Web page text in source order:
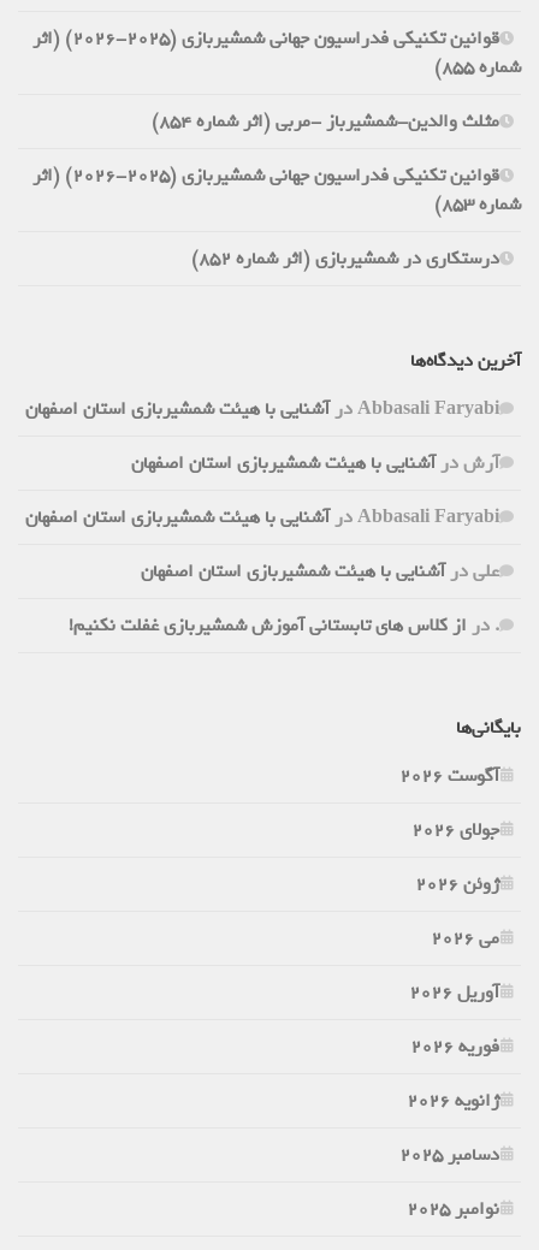
قوانین تکنیکی فدراسیون جهانی شمشیربازی (2025-2026) (اثر
شماره 855)
مثلث والدین-شمشیرباز -مربی (اثر شماره 854)
قوانین تکنیکی فدراسیون جهانی شمشیربازی (2025-2026) (اثر
شماره 853)
درستکاری در شمشیربازی (اثر شماره 852)
آخرین دیدگاه‌ها
Abbasali Faryabiدرآشنایی با هیئت شمشیربازی استان اصفهان
آرشدرآشنایی با هیئت شمشیربازی استان اصفهان
Abbasali Faryabiدرآشنایی با هیئت شمشیربازی استان اصفهان
علیدرآشنایی با هیئت شمشیربازی استان اصفهان
.دراز کلاس های تابستانی آموزش شمشیربازی غفلت نکنیم!
بایگانی‌ها
آگوست 2026
جولای 2026
ژوئن 2026
می 2026
آوریل 2026
فوریه 2026
ژانویه 2026
دسامبر 2025
نوامبر 2025